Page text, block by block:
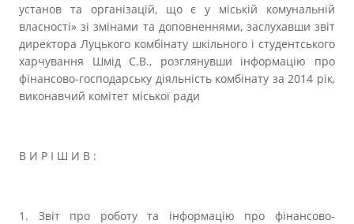
установ та організацій, що є у міській комунальній
власності» зі змінами та доповненнями, заслухавши звіт
директора Луцького комбінату шкільного і студентського
харчування Шмід С.В., розглянувши інформацію про
фінансово-господарську діяльність комбінату за 2014 рік,
виконавчий комітет міської ради
В И Р І Ш И В :
1. Звіт про роботу та інформацію про фінансово-